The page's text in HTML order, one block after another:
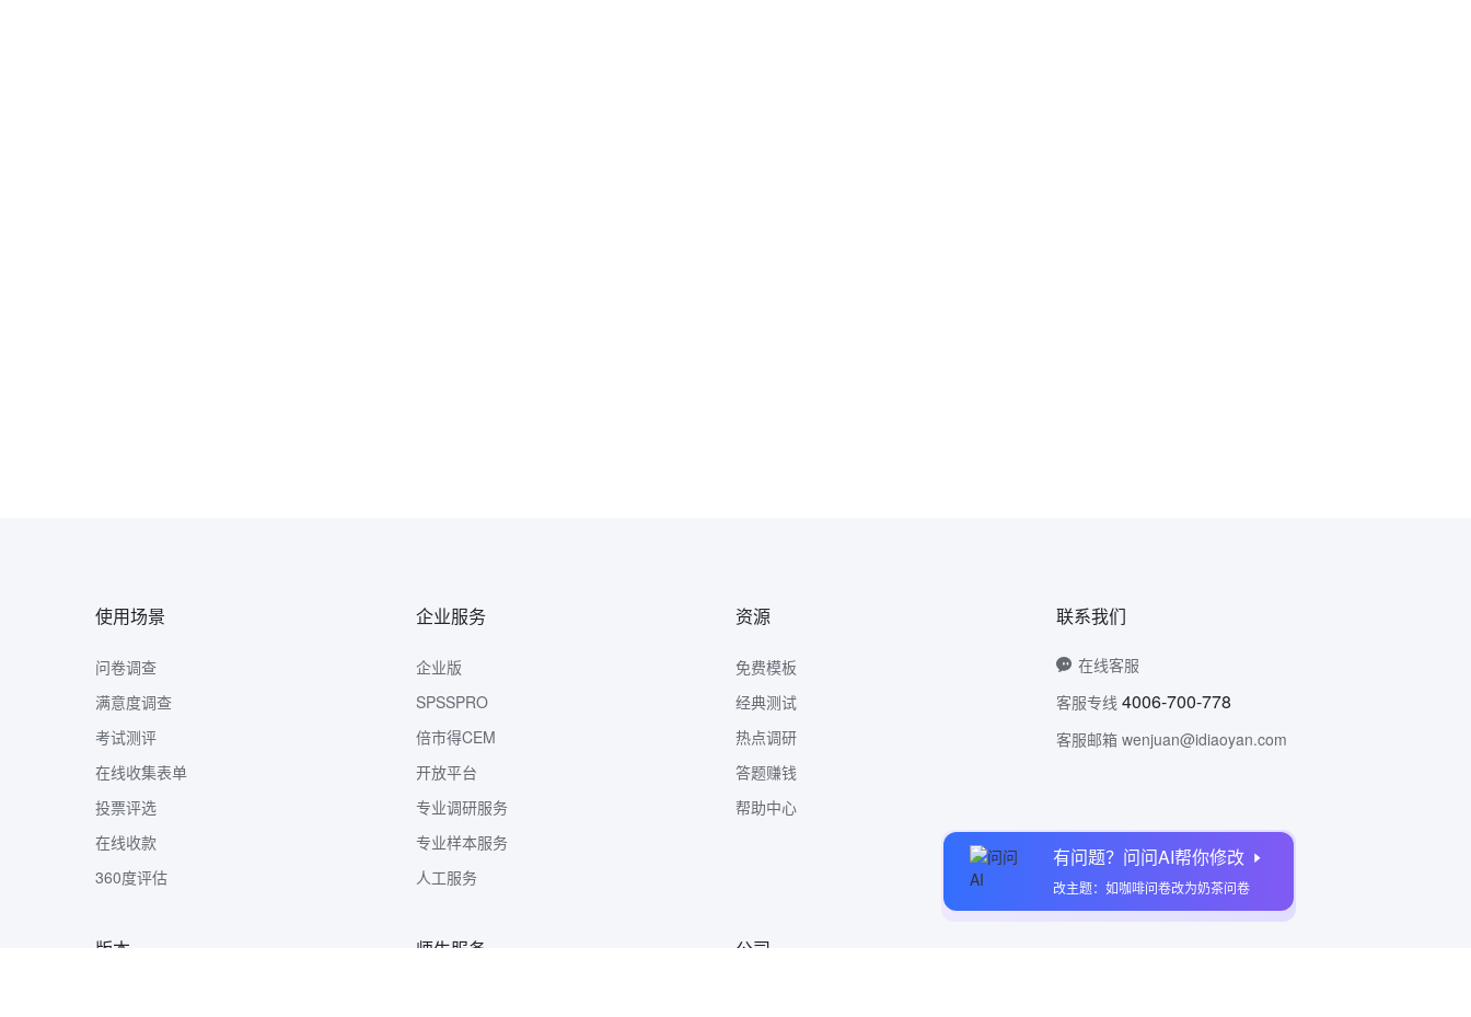
有问题？问问AI帮你修改
改主题：如咖啡问卷改为奶茶问卷
使用场景
问卷调查
满意度调查
考试测评
在线收集表单
投票评选
在线收款
360度评估
企业服务
企业版
SPSSPRO
倍市得CEM
开放平台
专业调研服务
专业样本服务
人工服务
资源
免费模板
经典测试
热点调研
答题赚钱
帮助中心
联系我们
在线客服
客服专线 4006-700-778
客服邮箱 wenjuan@idiaoyan.com
问卷网公众号
版本 师生服务 公司